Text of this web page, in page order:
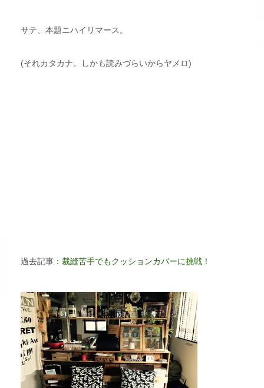
サテ、本題ニハイリマース。
(それカタカナ。しかも読みづらいからヤメロ)
過去記事： 裁縫苦手でもクッションカバーに挑戦！